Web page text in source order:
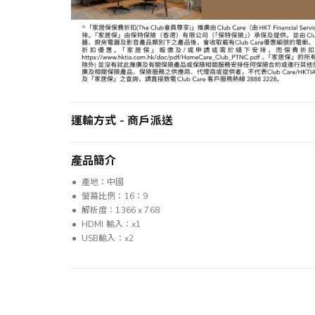
運輸方式 - 商戶派送
產品簡介
產地：中國
螢幕比例：16：9
解析度：1366 x 768
HDMI 輸入：x1
USB輸入：x2